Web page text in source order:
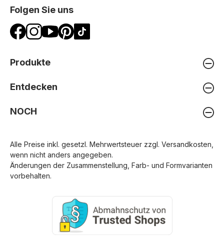
Folgen Sie uns
Produkte
Entdecken
NOCH
Alle Preise inkl. gesetzl. Mehrwertsteuer zzgl. Versandkosten
wenn nicht anders angegeben.
Änderungen der Zusammenstellung, Farb- und Formvarianten
vorbehalten.